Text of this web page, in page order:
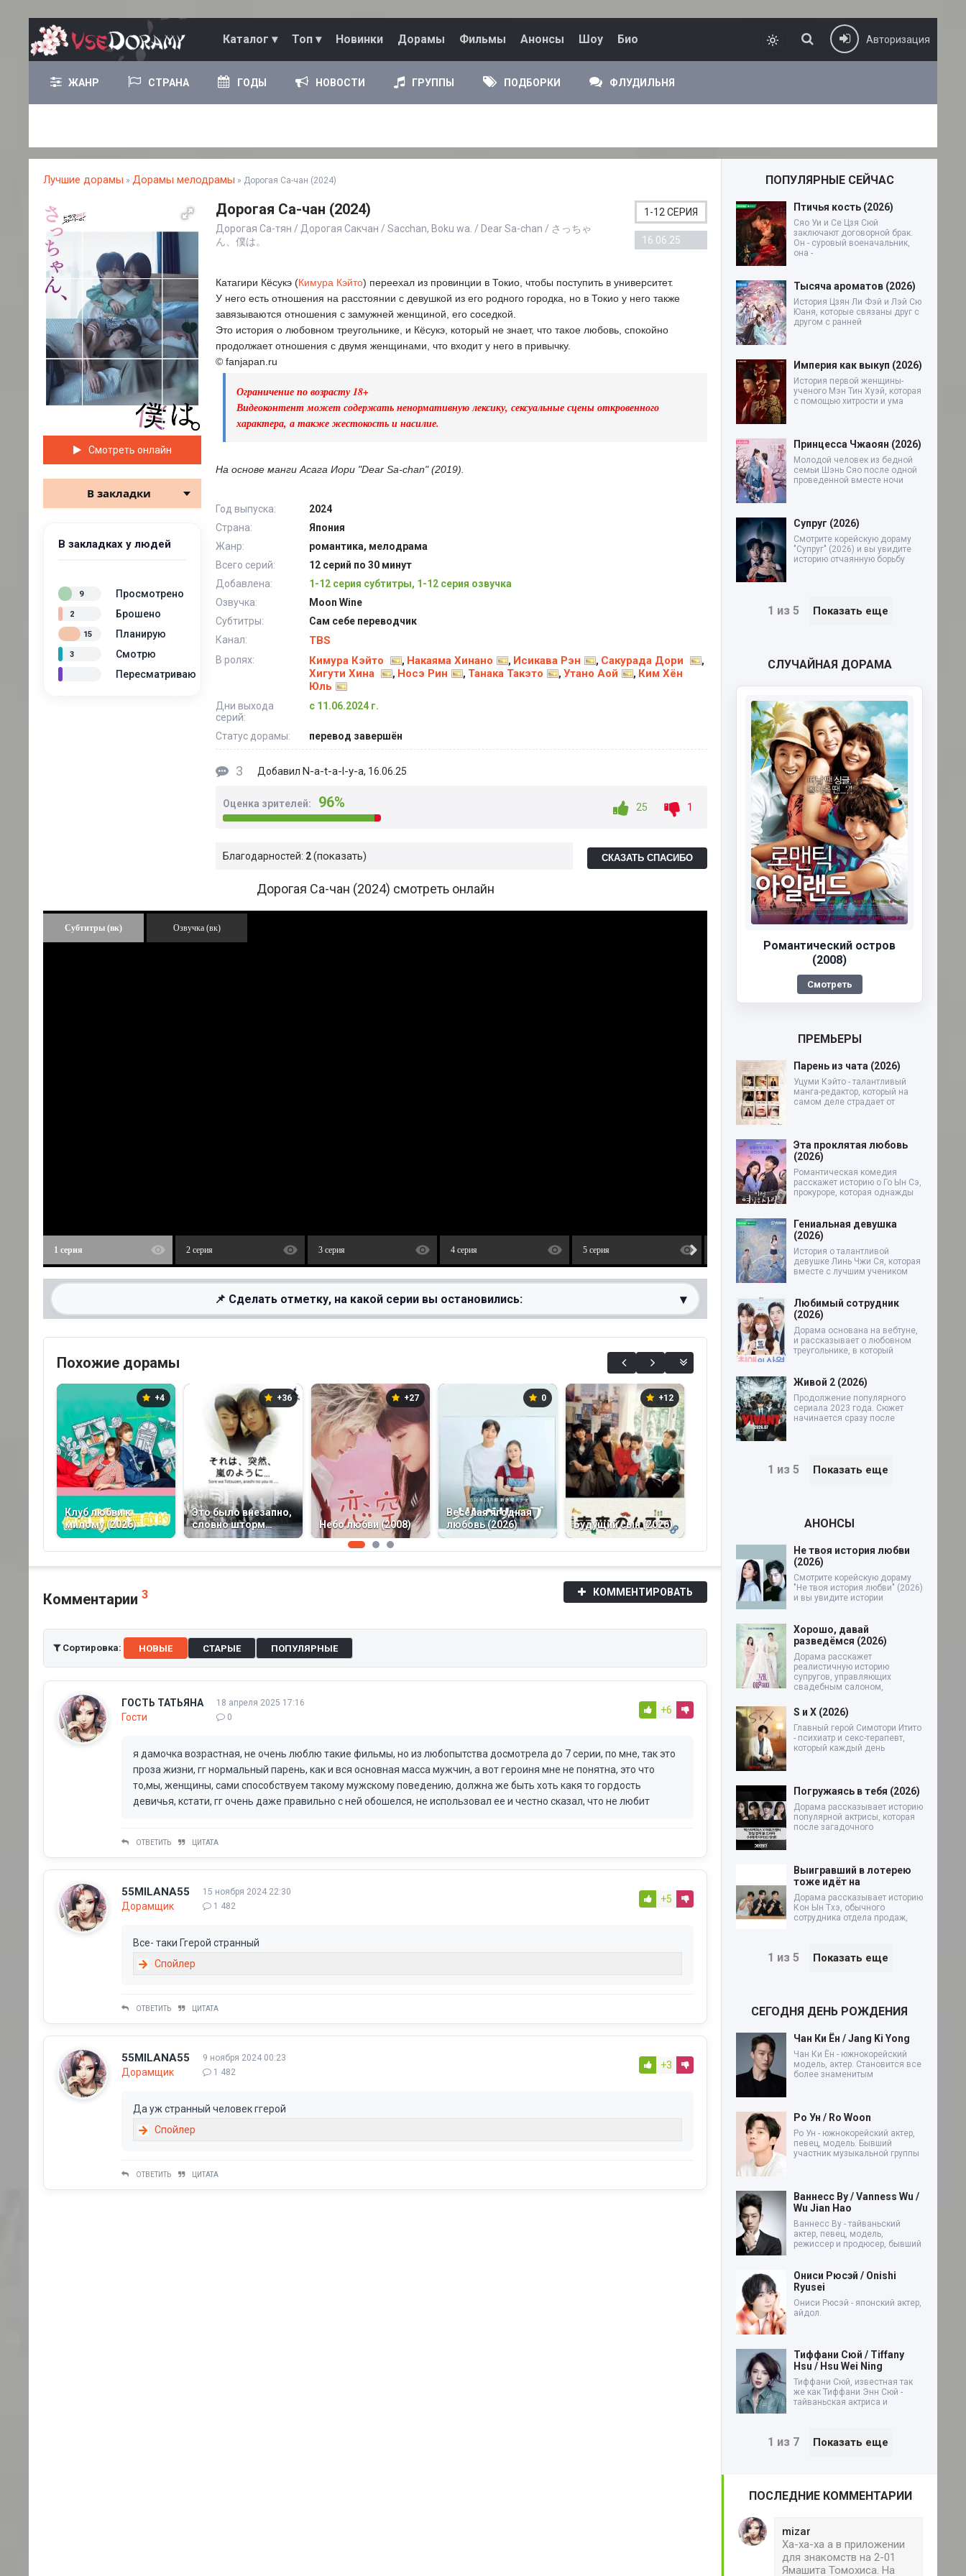
Каталог ▾ Топ ▾ Новинки Дорамы Фильмы Анонсы Шоу Био Авторизация
ЖАНР СТРАНА ГОДЫ НОВОСТИ ГРУППЫ ПОДБОРКИ ФЛУДИЛЬНЯ
Лучшие дорамы » Дорамы мелодрамы » Дорогая Са-чан (2024)
Смотреть онлайн
В закладки
В закладках у людей
Просмотрено
9
Брошено
2
Планирую
15
Смотрю
3
Пересматриваю
Дорогая Са-чан (2024)
Дорогая Са-тян / Дорогая Сакчан / Sacchan, Boku wa. / Dear Sa-chan / さっちゃ
ん、僕は。
1-12 СЕРИЯ
16.06.25
Катагири Кёсукэ (Кимура Кэйто) переехал из провинции в Токио, чтобы поступить в университет.
У него есть отношения на расстоянии с девушкой из его родного городка, но в Токио у него также
завязываются отношения с замужней женщиной, его соседкой.
Это история о любовном треугольнике, и Кёсукэ, который не знает, что такое любовь, спокойно
продолжает отношения с двумя женщинами, что входит у него в привычку.
© fanjapan.ru
Ограничение по возрасту 18+
Видеоконтент может содержать ненормативную лексику, сексуальные сцены откровенного
характера, а также жестокость и насилие.
На основе манги Асага Иори "Dear Sa-chan" (2019).
Год выпуска:
2024
Страна:
Япония
Жанр:
романтика, мелодрама
Всего серий:
12 серий по 30 минут
Добавлена:
1-12 серия субтитры, 1-12 серия озвучка
Озвучка:
Moon Wine
Субтитры:
Сам себе переводчик
Канал:
TBS
В ролях: Кимура Кэйто , Накаяма Хинано , Исикава Рэн , Сакурада Дори ,
Хигути Хина , Носэ Рин , Танака Такэто , Утано Аой , Ким Хён
Юль
Дни выхода
серий:
с 11.06.2024 г.
Статус дорамы: перевод завершён
3 Добавил N-a-t-a-l-y-a, 16.06.25
Оценка зрителей: 96% 25 1
Благодарностей: 2 показать СКАЗАТЬ СПАСИБО
Дорогая Са-чан (2024) смотреть онлайн
Субтитры (вк) Озвучка (вк)
1 серия 2 серия 3 серия 4 серия 5 серия 6 серия 7 серия
📌 Сделать отметку, на какой серии вы остановились: ▾
0%
Похожие дорамы
+4
Клуб любви к
милому (2026)
+36
Это было внезапно,
словно шторм
(2004)
+27
Небо любви (2008)
0
Веселая ягодная
любовь (2026)
+12
Будущий сын (2026)
+7
неприступного
Комментарии 3 КОММЕНТИРОВАТЬ
Сортировка: НОВЫЕ СТАРЫЕ ПОПУЛЯРНЫЕ
ГОСТЬ ТАТЬЯНА
Гости
18 апреля 2025 17:16
0
+6
я дамочка возрастная, не очень люблю такие фильмы, но из любопытства досмотрела до 7 серии, по мне, так это
проза жизни, гг нормальный парень, как и вся основная масса мужчин, а вот героиня мне не понятна, это что
то,мы, женщины, сами способствуем такому мужскому поведению, должна же быть хоть какя то гордость
девичья, кстати, гг очень даже правильно с ней обошелся, не использовал ее и честно сказал, что не любит
ОТВЕТИТЬ ЦИТАТА
55MILANA55
Дорамщик
15 ноября 2024 22:30
1 482
+5
Все- таки Ггерой странный
ОТВЕТИТЬ ЦИТАТА
55MILANA55
Дорамщик
9 ноября 2024 00:23
1 482
+3
Да уж странный человек ггерой
ОТВЕТИТЬ ЦИТАТА
ПОПУЛЯРНЫЕ СЕЙЧАС
Птичья кость (2026)
Сяо Уи и Се Цзя Сюй
заключают договорной брак.
Он - суровый военачальник,
она -
Тысяча ароматов (2026)
История Цзян Ли Фэй и Лэй Сю
Юаня, которые связаны друг с
другом с ранней
Империя как выкуп (2026)
История первой женщины-
ученого Мэн Тин Хуэй, которая
с помощью хитрости и ума
Принцесса Чжаоян (2026)
Молодой человек из бедной
семьи Шэнь Сяо после одной
проведенной вместе ночи
Супруг (2026)
Смотрите корейскую дораму
"Супруг" (2026) и вы увидите
историю отчаянную борьбу
1 из 5 Показать еще
СЛУЧАЙНАЯ ДОРАМА
Романтический остров
(2008)
Смотреть
ПРЕМЬЕРЫ
Парень из чата (2026)
Уцуми Кэйто - талантливый
манга-редактор, который на
самом деле страдает от
Эта проклятая любовь
(2026)
Романтическая комедия
расскажет историю о Го Ын Сэ,
прокуроре, которая однажды
Гениальная девушка
(2026)
История о талантливой
девушке Линь Чжи Ся, которая
вместе с лучшим учеником
Любимый сотрудник
(2026)
Дорама основана на вебтуне,
и рассказывает о любовном
треугольнике, в который
Живой 2 (2026)
Продолжение популярного
сериала 2023 года. Сюжет
начинается сразу после
1 из 5 Показать еще
АНОНСЫ
Не твоя история любви
(2026)
Смотрите корейскую дораму
"Не твоя история любви" (2026)
и вы увидите истории
Хорошо, давай
разведёмся (2026)
Дорама расскажет
реалистичную историю
супругов, управляющих
свадебным салоном,
S и X (2026)
Главный герой Симотори Итито
- психиатр и секс-терапевт,
который каждый день
Погружаясь в тебя (2026)
Дорама рассказывает историю
популярной актрисы, которая
после загадочного
Выигравший в лотерею
тоже идёт на
Дорама рассказывает историю
Кон Ын Тхэ, обычного
сотрудника отдела продаж,
1 из 5 Показать еще
СЕГОДНЯ ДЕНЬ РОЖДЕНИЯ
Чан Ки Ён / Jang Ki Yong
Чан Ки Ён - южнокорейский
модель, актер. Становится все
более знаменитым
Ро Ун / Ro Woon
Ро Ун - южнокорейский актер,
певец, модель. Бывший
участник музыкальной группы
Ваннесс Ву / Vanness Wu /
Wu Jian Hao
Ваннесс Ву - тайваньский
актер, певец, модель,
режиссер и продюсер, бывший
Ониси Рюсэй / Onishi
Ryusei
Ониси Рюсэй - японский актер,
айдол.
Тиффани Сюй / Tiffany
Hsu / Hsu Wei Ning
Тиффани Сюй, известная так
же как Тиффани Энн Сюй -
тайваньская актриса и
1 из 7 Показать еще
ПОСЛЕДНИЕ КОММЕНТАРИИ
mizar
Ха-ха-ха а в приложении
для знакомств на 2-01
Ямашита Томохиса. На